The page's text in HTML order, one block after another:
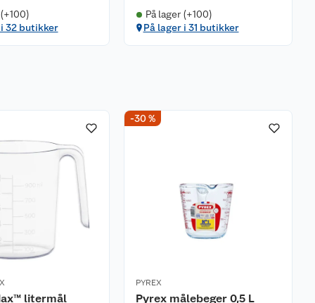
32 butikker
På lager (+100)
På lager i 31 butikker
litermål
-30 %
PYREX
Pyrex målebeger 0,5 L